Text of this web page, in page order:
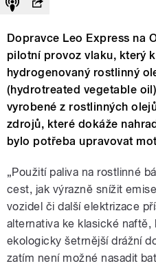
Dopravce Leo Express na
pilotní provoz vlaku, který
hydrogenovaný rostlinný
(hydrotreated vegetable
vyrobené z rostlinných
zdrojů, které dokáže
bylo potřeba upravovat
„Použití paliva na rostlinné
cest, jak výrazně snížit
vozidel či další elektrizace
alternativa ke klasické
ekologicky šetrnější drážní
zatím není možné nasadit